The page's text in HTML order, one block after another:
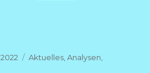
Kategorien
Aktuelles,Analysen,